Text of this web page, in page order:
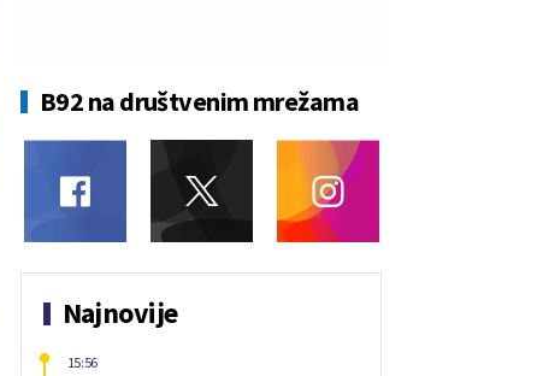
B92 na društvenim mrežama
Najnovije
15:56